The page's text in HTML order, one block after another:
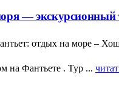
—
отдых на море –
на Фантьете . Тур ...